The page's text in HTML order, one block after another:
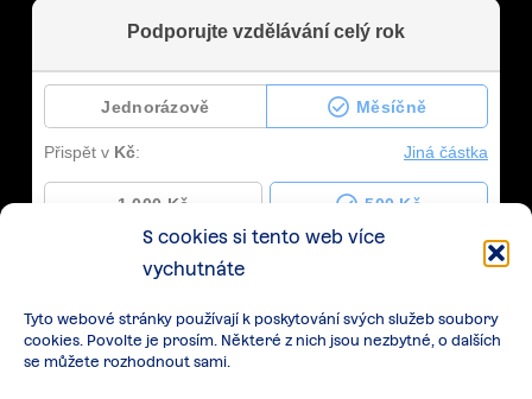
S cookies si tento web více
vychutnáte
Tyto webové stránky používají k poskytování svých služeb soubory
cookies. Povolte je prosím. Některé z nich jsou nezbytné, o dalších
se můžete rozhodnout sami.